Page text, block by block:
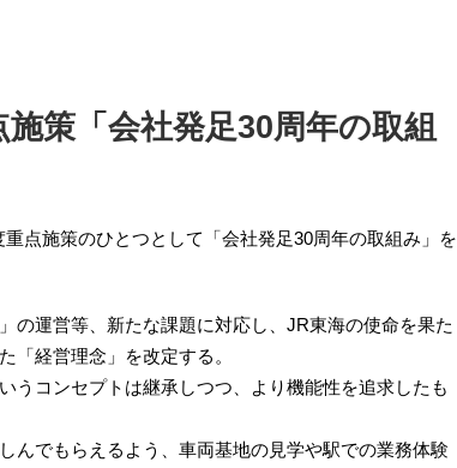
策「会社発足30周年の取組
点施策のひとつとして「会社発足30周年の取組み」を
の運営等、新たな課題に対応し、JR東海の使命を果た
「経営理念」を改定する。
うコンセプトは継承しつつ、より機能性を追求したも
んでもらえるよう、車両基地の見学や駅での業務体験